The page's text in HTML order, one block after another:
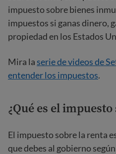
impuesto sobre bienes
impuestos si ganas dinero,
propiedad en los Estados
Mira laserie de videos de
entender los impuestos.
¿Qué es el
El impuesto sobre la renta
que debes al gobierno